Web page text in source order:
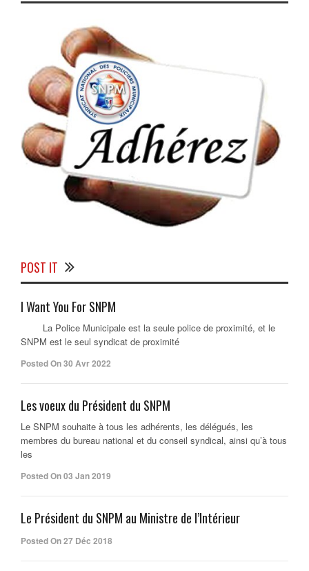
POST IT
I Want You For SNPM
La Police Municipale est la seule police de proximité, et le
SNPM est le seul syndicat de proximité
Posted On 30 Avr 2022
Les voeux du Président du SNPM
Le SNPM souhaite à tous les adhérents, les délégués, les
membres du bureau national et du conseil syndical, ainsi qu’à tous
les
Posted On 03 Jan 2019
Le Président du SNPM au Ministre de l’Intérieur
Posted On 27 Déc 2018